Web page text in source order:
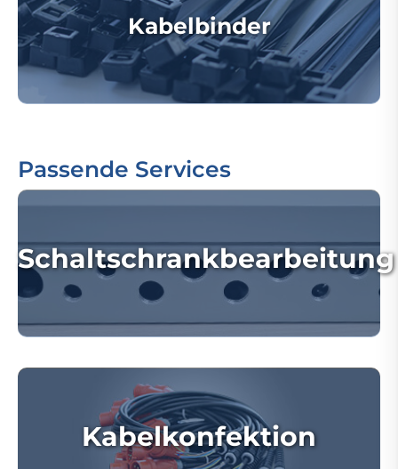
Kabelbinder
Passende Services
Schaltschrankbearbeitung
Kabelkonfektion